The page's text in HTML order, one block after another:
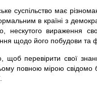
суспільство має
в країні з
нескутого вираження
щодо його побудови та
перевірити свої
повною мірою свідомо